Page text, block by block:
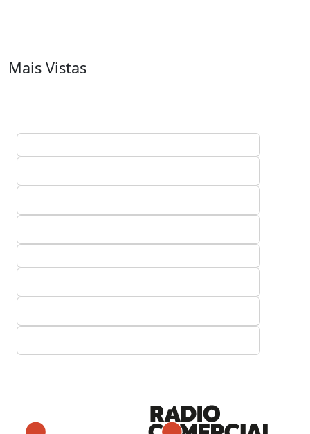
Mais Vistas